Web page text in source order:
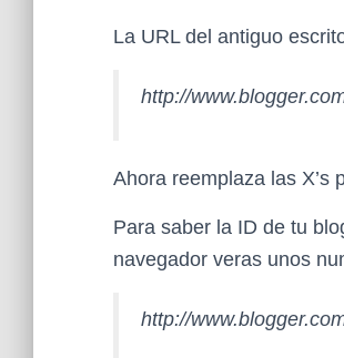
La URL del antiguo
http://
Ahora reemplaza las X’s
Para saber la ID de tu
navegador veras unos
http://